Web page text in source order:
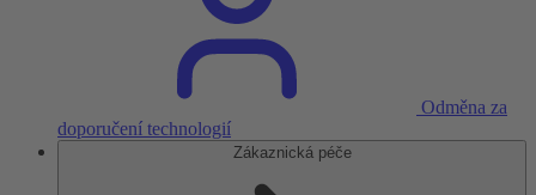
Odměna za
doporučení technologií
Zákaznická péče